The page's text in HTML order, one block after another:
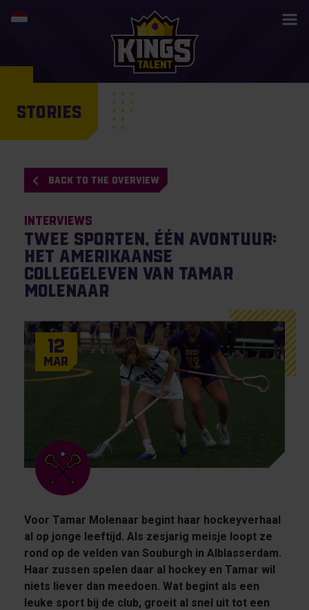
STORIES
BACK TO THE OVERVIEW
Interviews
Twee sporten, één avontuur:
het Amerikaanse
collegeleven van Tamar
Molenaar
12
Mar
Voor Tamar Molenaar begint haar hockeyverhaal
al op jonge leeftijd. Als zesjarig meisje loopt ze
rond op de velden van Souburgh in Alblasserdam.
Haar zussen spelen daar al hockey en Tamar wil
niets liever dan meedoen. Wat begint als een
leuke sport bij de club, groeit al snel uit tot een